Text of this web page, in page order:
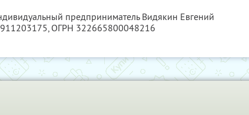
предприниматель Видякин Евгений
, ОГРН 322665800048216